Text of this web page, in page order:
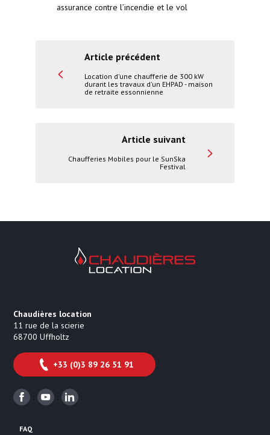
assurance contre l’incendie et le vol
Article précédent
Location d'une chaufferie de 300 kW
durant les travaux d'un EHPAD - maison
de retraite essonnienne
Article suivant
Chaufferies Mobiles pour le SunSka
Festival
Chaudières Location Location de
Chaudières location
11 rue de la scierie
68700 Uffholtz
+33 (0)3 89 26 51 91
FacebookYoutubeLinkedin
FAQ